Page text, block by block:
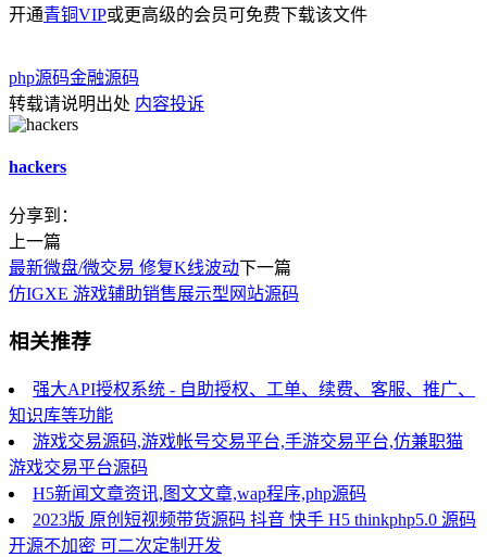
开通青铜VIP或更高级的会员可免费下载该文件
php源码金融源码
转载请说明出处 内容投诉
hackers
分享到：
上一篇
最新微盘/微交易 修复K线波动下一篇
仿IGXE 游戏辅助销售展示型网站源码
相关推荐
强大API授权系统 - 自助授权、工单、续费、客服、推广、
知识库等功能
游戏交易源码,游戏帐号交易平台,手游交易平台,仿兼职猫
游戏交易平台源码
H5新闻文章资讯,图文文章,wap程序,php源码
2023版 原创短视频带货源码 抖音 快手 H5 thinkphp5.0 源码
开源不加密 可二次定制开发